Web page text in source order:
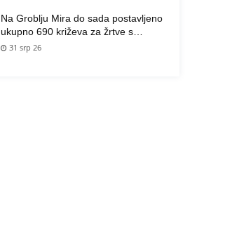
Na Groblju Mira do sada postavljeno
ukupno 690 križeva za žrtve s
područja općine Čitluk
31 srp 26